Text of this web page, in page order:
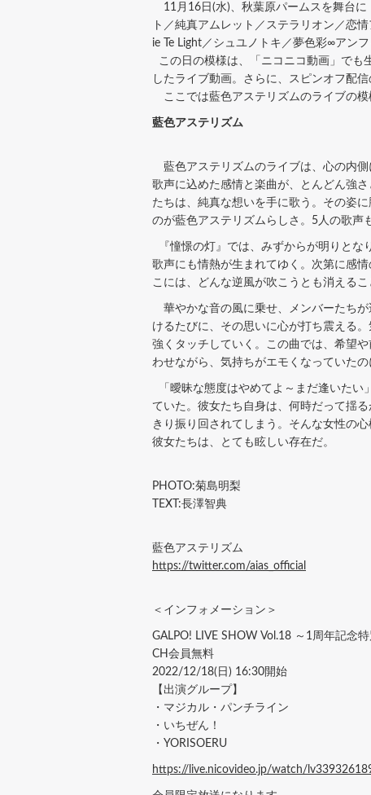
11月16日(水)、秋葉原パームスを舞台に
ト／純真アムレット／ステラリオン／恋
ie Te Light／シュユノトキ／夢色彩∞アン
この日の模様は、「ニコニコ動画」でも
したライブ動画。さらに、スピンオフ配
ここでは藍色アステリズムのライブの模
藍色アステリズム
藍色アステリズムのライブは、心の内側
歌声に込めた感情と楽曲が、とんどん強
たちは、純真な想いを手に歌う。その姿
のが藍色アステリズムらしさ。5人の歌声
『憧憬の灯』では、みずからが明りとな
歌声にも情熱が生まれてゆく。次第に感
こには、どんな逆風が吹こうとも消える
華やかな音の風に乗せ、メンバーたちが
けるたびに、その思いに心が打ち震える
強くタッチしていく。この曲では、希望
わせながら、気持ちがエモくなっていた
「曖昧な態度はやめてよ～まだ逢いたい
ていた。彼女たち自身は、何時だって揺
きり振り回されてしまう。そんな女性の
彼女たちは、とても眩しい存在だ。
PHOTO:菊島明梨
TEXT:長澤智典
藍色アステリズム
https://twitter.com/aias_official
＜インフォメーション＞
GALPO! LIVE SHOW Vol.18 ～1周年記念
CH会員無料
2022/12/18(日) 16:30開始
【出演グループ】
・マジカル・パンチライン
・いちぜん！
・YORISOERU
https://live.nicovideo.jp/watch/